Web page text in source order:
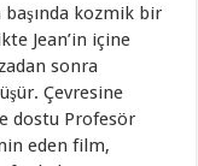
başında kozmik bir
Jean’in içine
sonra
Çevresine
dostu Profesör
eden film,